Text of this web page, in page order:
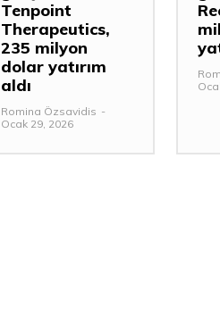
Tenpoint
Therapeutics,
235 milyon
dolar yatırım
aldı
Romina Özsavidis -
Ocak 29, 2026